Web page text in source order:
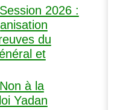
Session 2026 :
du
et
Non à la
Yadan